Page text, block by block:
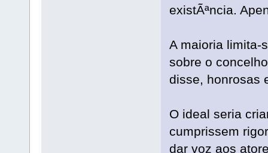
existÃªncia.
A maioria limita-
sobre o
disse, honrosas
O ideal seria
cumprissem
dar voz aos